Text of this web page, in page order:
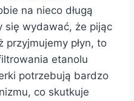
na nieco długą
się wydawać, że pijąc
przyjmujemy płyn, to
etanolu
potrzebują bardzo
co skutkuje